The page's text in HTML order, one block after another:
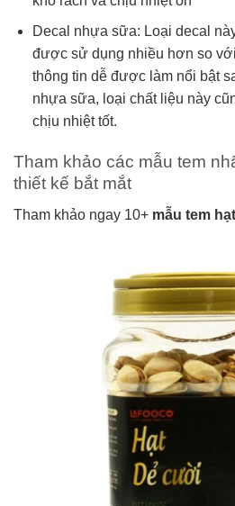
Decal nhựa sữa: Loại decal
được sử dụng nhiều hơn so
thông tin dễ được làm nổi bật
nhựa sữa, loại chất liệu này
chịu nhiệt tốt.
Tham khảo các mẫu tem
thiết kế bắt mắt
Tham khảo ngay 10+ mẫu tem